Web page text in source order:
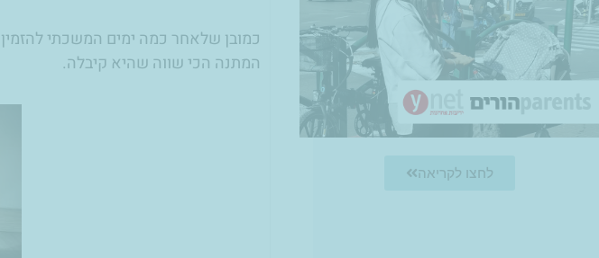
לחצו לקריאה
כמובן שלאחר כמה ימים המשכתי
המתנה הכי שווה שהיא קיבלה.